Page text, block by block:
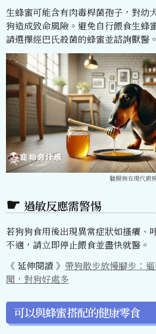
生蜂蜜可能含有肉毒桿菌孢子，對幼
狗造成致命風險。避免自行餵食生蜂
請選擇經巴氏殺菌的蜂蜜並諮詢獸醫。
臘腸狗在現代廚
過敏反應需警惕
若狗狗食用後出現異常症狀如搔癢、
不適，請立即停止餵食並盡快就醫。
《 延伸閱讀 》 帶狗散步放慢腳步：
聞，對狗好處多
可以與蜂蜜搭配的健康零食